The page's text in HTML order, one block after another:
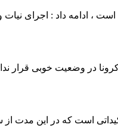
دهی در ایام محرم است ، ادامه
در وضعیت خوبی قرار
است که در این